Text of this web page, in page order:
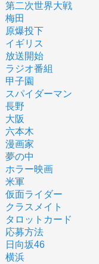
第二次世界大戦
梅田
原爆投下
イギリス
放送開始
ラジオ番組
甲子園
スパイダーマン
長野
大阪
六本木
漫画家
夢の中
ホラー映画
米軍
仮面ライダー
クラスメイト
タロットカード
応募方法
日向坂46
横浜